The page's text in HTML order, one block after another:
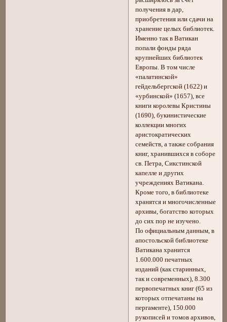
получения в дар,
приобретения или сдачи на
хранение целых библиотек.
Именно так в Ватикан
попали фонды ряда
крупнейших библиотек
Европы. В том числе
«палатинской»
гейдельбергской (1622) и
«урбинской» (1657), все
книги королевы Кристины
(1690), букинистические
коллекции многих
аристократических
семейств, а также собрания
книг, хранившихся в соборе
св. Петра, Сикстинской
капелле и других
учреждениях Ватикана.
Кроме того, в библиотеке
хранятся и многочисленные
архивы, богатство которых
до сих пор не изучено.
По официальным данным, в
апостольской библиотеке
Ватикана хранится
1.600.000 печатных
изданий (как старинных,
так и современных), 8.300
первопечатных книг (65 из
которых отпечатаны на
пергаменте), 150.000
рукописей и томов архивов,